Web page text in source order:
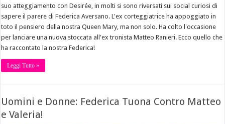
suo atteggiamento con Desirée, in molti si sono riversati sui social curiosi di
sapere il parere di Federica Aversano. L'ex corteggiatrice ha appoggiato in
toto il pensiero della nostra Queen Mary, ma non solo. Ha colto l'occasione
per lanciare una nuova stoccata all'ex tronista Matteo Ranieri. Ecco quello che
ha raccontato la nostra Federica!
Leggi Tutto »
Uomini e Donne: Federica Tuona Contro Matteo
e Valeria!